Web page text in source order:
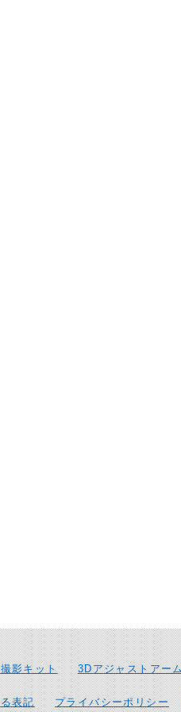
影キット 3Dアジャストアー
表記 プライバシーポリシー